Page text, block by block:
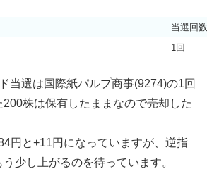
当選回数
1回
当選は国際紙パルプ商事(9274)の1回
株は保有したままなので売却した
円と+11円になっていますが、逆指
少し上がるのを待っています。